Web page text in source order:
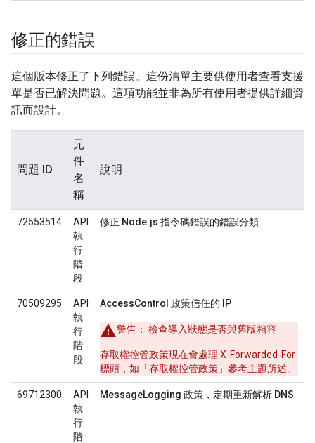
修正的錯誤
這個版本修正了下列錯誤。這份清單主要供使用者查看支援
單是否已解決問題。這項功能並非為所有使用者提供詳細資
訊而設計。
問題 ID
元
件
名
稱
說明
72553514
API
執
行
階
段
修正 Node.js 指令碼錯誤的錯誤分類
70509295
API
執
行
階
段
AccessControl 政策信任的 IP
警告： 檢查導入狀態是否與舊版相容
存取權控管政策現在會處理 X-Forwarded-For
標頭，如「存取權控管政策 」參考主題所述。
69712300
API
執
行
階
MessageLogging 政策，定期重新解析 DNS